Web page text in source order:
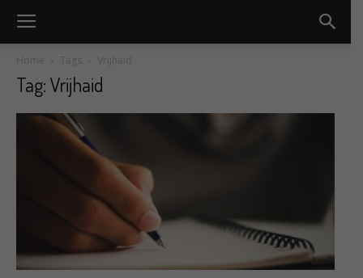
Home Tags Vrijhaid
Tag: Vrijhaid